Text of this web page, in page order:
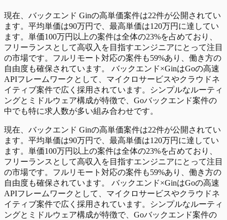
現在、バックエンド Ginの高単価案件は22件が公開されてい
ます。平均単価は90万円で、最高単価は120万円に達してい
ます。単価100万円以上の案件は全体の23%を占めており、
フリーランスとして高収入を目指すエンジニアにとって注目
の市場です。フルリモート対応の案件も59%あり、働き方の
自由度も確保されています。 バックエンド×GinはGoの高速
APIフレームワークとして、マイクロサービスやクラウドネ
イティブ案件で広く採用されています。シンプルなルーティ
ングとミドルウェア構成が特徴で、Goバックエンド案件の
中でも特に求人数が多い組み合わせです。
現在、バックエンド Ginの高単価案件は22件が公開されてい
ます。平均単価は90万円で、最高単価は120万円に達してい
ます。単価100万円以上の案件は全体の23%を占めており、
フリーランスとして高収入を目指すエンジニアにとって注目
の市場です。フルリモート対応の案件も59%あり、働き方の
自由度も確保されています。 バックエンド×GinはGoの高速
APIフレームワークとして、マイクロサービスやクラウドネ
イティブ案件で広く採用されています。シンプルなルーティ
ングとミドルウェア構成が特徴で、Goバックエンド案件の